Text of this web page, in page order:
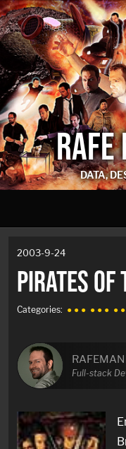
RAFE
DATA,
2003-9-24
PIRATES
Categories: ● ● ● ● ● ● ●
RAFEMAN
Full-stack